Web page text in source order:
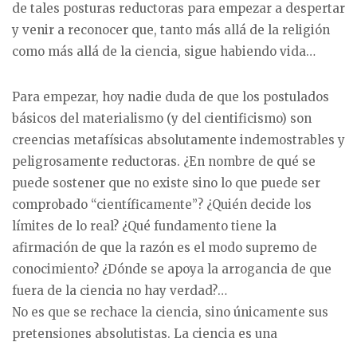
de tales posturas reductoras para empezar a despertar
y venir a reconocer que, tanto más allá de la religión
como más allá de la ciencia, sigue habiendo vida…
Para empezar, hoy nadie duda de que los postulados
básicos del materialismo (y del cientificismo) son
creencias metafísicas absolutamente indemostrables y
peligrosamente reductoras. ¿En nombre de qué se
puede sostener que no existe sino lo que puede ser
comprobado “científicamente”? ¿Quién decide los
límites de lo real? ¿Qué fundamento tiene la
afirmación de que la razón es el modo supremo de
conocimiento? ¿Dónde se apoya la arrogancia de que
fuera de la ciencia no hay verdad?…
No es que se rechace la ciencia, sino únicamente sus
pretensiones absolutistas. La ciencia es una